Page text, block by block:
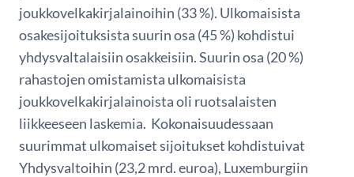
joukkovelkakirjalainoihin (33 %). Ulkomaisista
osakesijoituksista suurin osa (45 %) kohdistui
yhdysvaltalaisiin osakkeisiin. Suurin osa (20 %)
rahastojen omistamista ulkomaisista
joukkovelkakirjalainoista oli ruotsalaisten
liikkeeseen laskemia. Kokonaisuudessaan
suurimmat ulkomaiset sijoitukset kohdistuivat
Yhdysvaltoihin (23,2 mrd. euroa), Luxemburgiin